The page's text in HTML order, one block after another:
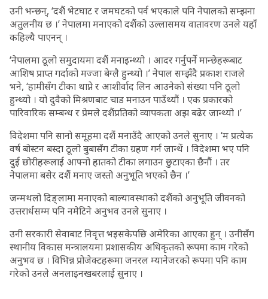
उनी भन्छन्, ‘दशैं भेटघाट र जमघटको पर्व भएकाले पनि नेपालको सम्झना
अतुलनीय छ ।’ नेपालमा मनाएको दशैंको उल्लासमय वातावरण उनले यहाँ
कहिल्यै पाएनन् ।
‘नेपालमा ठूलो समुदायमा दशैं मनाइन्थ्यो । आदर गर्नुपर्ने मान्छेहरूबाट
आशिष प्राप्त गर्दाको मज्जा बेग्लै हुन्थ्यो ।’ नेपाल सम्झँदै प्रकाश राजले
भने, ‘हामीसँग टीका थाप्ने र आशीर्वाद लिन आउनेको संख्या पनि ठूलो
हुन्थ्यो । यो दुवैको मिश्रणबाट चाड मनाउन पाउँथ्यौं । एक प्रकारको
पारिवारिक सम्बन्ध र प्रेमले दशैंप्रतिको व्यापकता अझ बढेर जान्थ्यो ।’
विदेशमा पनि सानो समूहमा दशैं मनाउँदै आएको उनले सुनाए । ‘म प्रत्येक
वर्ष बोस्टन बस्दा ठूलो बुबासँग टीका ग्रहण गर्न जान्थें । विदेशमा भए पनि
दुई छोरीहरूलाई आफ्नो हातको टीका लगाउन छुटाएका छैनौं । तर
नेपालमा बसेर दशैं मनाए जस्तो अनुभूति भएको छैन ।’
जन्मथलो दिङ्लामा मनाएको बाल्यावस्थाको दशैंको अनुभूति जीवनको
उत्तरार्धसम्म पनि नमेटिने अनुभव उनले सुनाए ।
उनी सरकारी सेवाबाट निवृत्त भइसकेपछि अमेरिका आएका हुन् । उनीसँग
स्थानीय विकास मन्त्रालयमा प्रशासकीय अधिकृतको रूपमा काम गरेको
अनुभव छ । विभिन्न प्रोजेक्टहरूमा जनरल म्यानेजरको रूपमा पनि काम
गरेको उनले अनलाइनखबरलाई सुनाए ।